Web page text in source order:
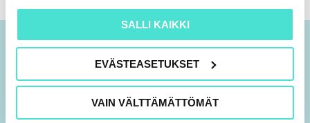
SALLI KAIKKI
EVÄSTEASETUKSET
VAIN VÄLTTÄMÄTTÖMÄT
ESRS-standardien keskeinen sisältö
ESRS-raportoinnin haltuunotto
käytännössä